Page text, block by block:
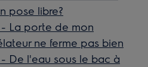
pose libre?
La porte de mon
ne ferme pas bien
De l'eau sous le bac à